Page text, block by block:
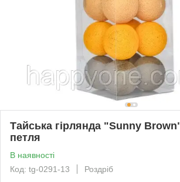
Тайська гірлянда "Sunny
петля
В наявності
Код: tg-0291-13
Роздріб